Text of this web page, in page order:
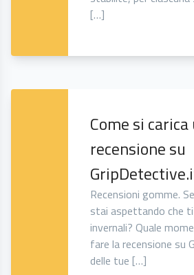
[…]
Come si
recensione su
Recensioni gomme.
stai aspettando che
invernali? Quale
fare la recensione su
delle tue […]